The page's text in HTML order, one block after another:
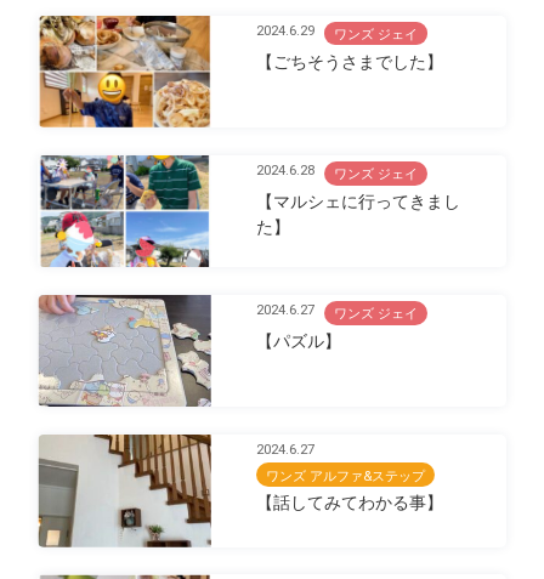
2024.6.29 ワンズ ジェイ
【ごちそうさまでした】
2024.6.28 ワンズ ジェイ
【マルシェに行ってきまし
た】
2024.6.27 ワンズ ジェイ
【パズル】
2024.6.27
ワンズ アルファ&ステップ
【話してみてわかる事】